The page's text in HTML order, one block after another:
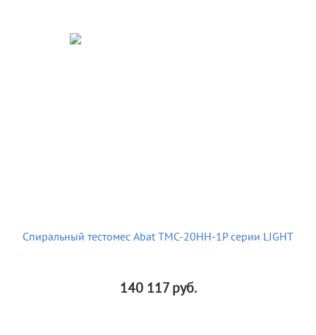
Спиральный тестомес Abat ТМС-20НН-1Р серии LIGHT
140 117руб.